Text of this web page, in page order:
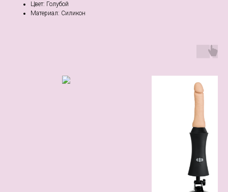
Цвет: Голубой
Материал: Cиликон